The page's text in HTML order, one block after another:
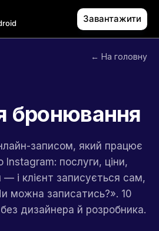
Завантажити
← На головну
бронювання
записом, який працює
Instagram: послуги, ціни,
— і клієнт записується сам,
можна записатись?». 10
дизайнера й розробника.